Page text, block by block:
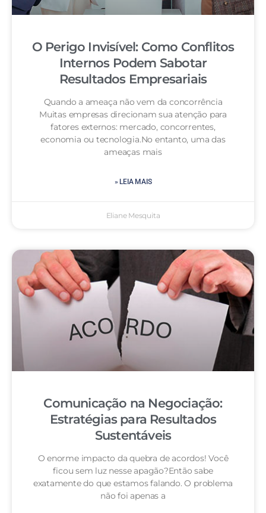
O Perigo Invisível: Como Conflitos
Internos Podem Sabotar
Resultados Empresariais
Quando a ameaça não vem da concorrência
Muitas empresas direcionam sua atenção para
fatores externos: mercado, concorrentes,
economia ou tecnologia.No entanto, uma das
ameaças mais
» LEIA MAIS
Eliane Mesquita
Comunicação na Negociação:
Estratégias para Resultados
Sustentáveis
O enorme impacto da quebra de acordos! Você
ficou sem luz nesse apagão?Então sabe
exatamente do que estamos falando. O problema
não foi apenas a